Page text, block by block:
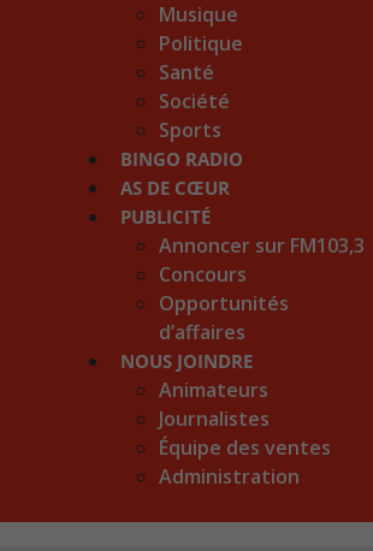
Musique
Politique
Santé
Société
Sports
BINGO RADIO
AS DE CŒUR
PUBLICITÉ
Annoncer sur FM103,3
Concours
Opportunités
d’affaires
NOUS JOINDRE
Animateurs
Journalistes
Équipe des ventes
Administration